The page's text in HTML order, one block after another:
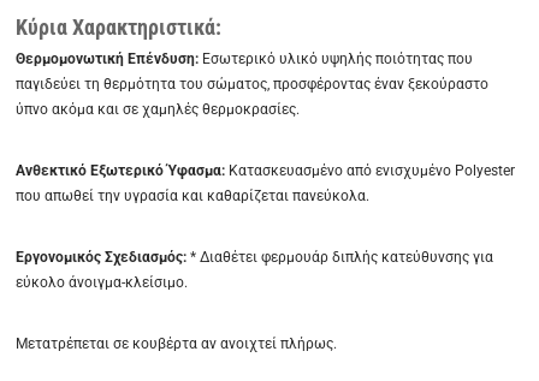
Κύρια Χαρακτηριστικά:
Θερμομονωτική Επένδυση: Εσωτερικό υλικό υψηλής ποιότητας που
παγιδεύει τη θερμότητα του σώματος, προσφέροντας έναν ξεκούραστο
ύπνο ακόμα και σε χαμηλές θερμοκρασίες.
Ανθεκτικό Εξωτερικό Ύφασμα: Κατασκευασμένο από ενισχυμένο Polyester
που απωθεί την υγρασία και καθαρίζεται πανεύκολα.
Εργονομικός Σχεδιασμός: * Διαθέτει φερμουάρ διπλής κατεύθυνσης για
εύκολο άνοιγμα-κλείσιμο.
Μετατρέπεται σε κουβέρτα αν ανοιχτεί πλήρως.